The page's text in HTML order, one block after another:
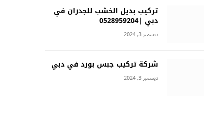
تركيب بديل الخشب للجدران في
دبي |0528959204
ديسمبر 3, 2024
شركة تركيب جبس بورد في دبي
ديسمبر 3, 2024